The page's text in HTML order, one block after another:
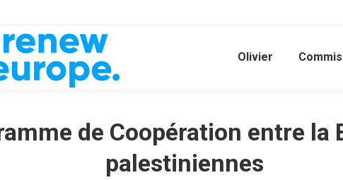
Olivier
de Coopération entre
palestiniennes